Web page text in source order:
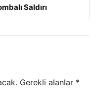
Saldırı
Gerekli alanlar *